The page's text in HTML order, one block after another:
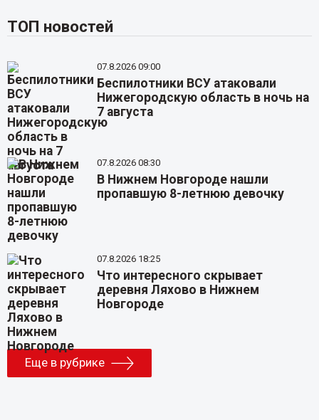
ТОП новостей
07.8.2026 09:00
Беспилотники ВСУ атаковали
Нижегородскую область в ночь на
7 августа
07.8.2026 08:30
В Нижнем Новгороде нашли
пропавшую 8-летнюю девочку
07.8.2026 18:25
Что интересного скрывает
деревня Ляхово в Нижнем
Новгороде
Еще в рубрике